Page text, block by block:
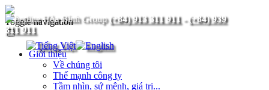
(+84) 913 311 911- (+84) 939
311 911
Toggle navigation
Giới thiệu
Về chúng tôi
Thế mạnh công ty
Tầm nhìn, sứ mệnh, giá trị...